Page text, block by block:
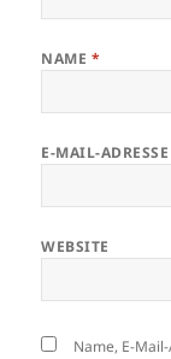
NAME *
E-MAIL-ADRESSE
WEBSITE
Name, E-